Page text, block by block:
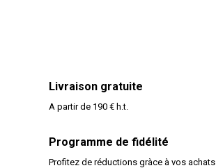
Livraison gratuite
A partir de 190 € h.t.
Programme de fidélité
Profitez de réductions gràce à vos achats